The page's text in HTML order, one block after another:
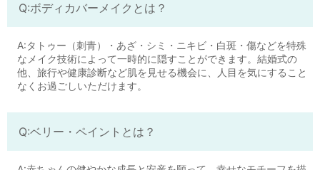
Q:ボディカバーメイクとは？
A:タトゥー（刺青）・あざ・シミ・ニキビ・白斑・傷などを特殊
なメイク技術によって一時的に隠すことができます。結婚式の
他、旅行や健康診断など肌を見せる機会に、人目を気にすること
なくお過ごしいただけます。
Q:ベリー・ペイントとは？